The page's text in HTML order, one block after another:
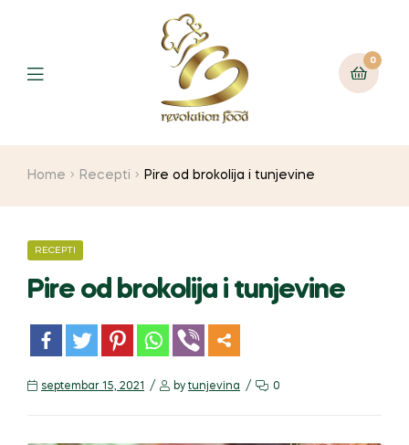
0
Home Recepti Pire od brokolija i tunjevine
RECEPTI
Pire od brokolija i tunjevine
septembar 15, 2021 by tunjevina 0